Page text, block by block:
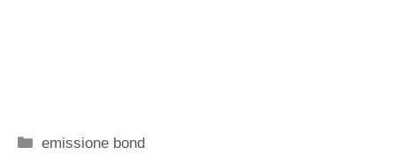
Categorie
emissione bond